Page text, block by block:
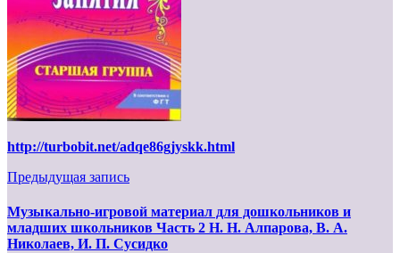
http://turbobit.net/adqe86gjyskk.html
Предыдущая запись
Музыкально-игровой материал для дошкольников и
младших школьников Часть 2 Н. Н. Алпарова, В. А.
Николаев, И. П. Сусидко